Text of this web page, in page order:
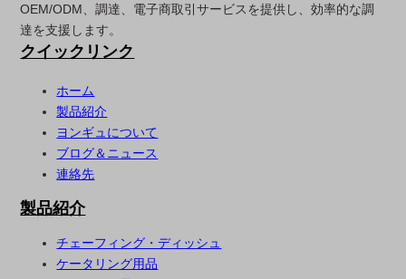
OEM/ODM、調達、電子商取引サービスを提供し、効率的な調
達を支援します。
クイックリンク
ホーム
製品紹介
ヨンギュについて
ブログ＆ニュース
連絡先
製品紹介
チェーフィング・ディッシュ
ケータリング用品